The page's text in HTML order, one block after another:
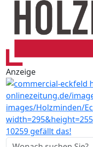
Anzeige
10259 gefällt das!